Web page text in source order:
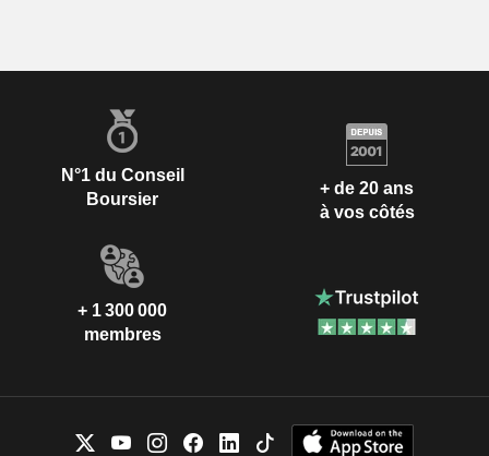
N°1 du Conseil
Boursier
+ de 20 ans
à vos côtés
+ 1 300 000
membres